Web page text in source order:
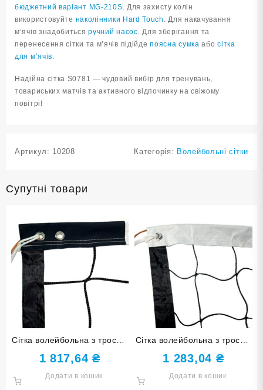
бюджетний варіант MG-210S. Для захисту колін
використовуйте наколінники Hard Touch . Для накачування
м’ячів знадобитьсяручний насос. Для зберігання та
перенесення сітки та м’ячів підійдепоясна сумка абосітка
для м’ячів.
Надійна сітка S0781 — чудовий вибір для тренувань,
товариських матчів та активного відпочинку на свіжому
повітрі!
Артикул: 10208 Категорія: Волейбольні сітки
Супутні товари
Сітка волейбольна з тросом
Y0819
1 817,64 ₴
Додати в кошик
Сітка волейбольна з тросом
Y0818
1 283,04 ₴
Додати в кошик